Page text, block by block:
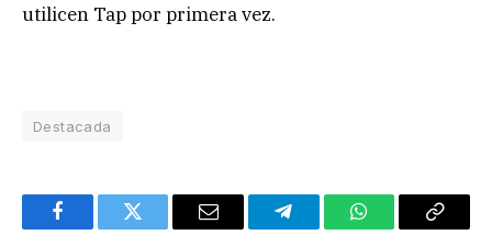
utilicen Tap por primera vez.
Destacada
FacebookTwitter Email TelegramWhatsAppCopy